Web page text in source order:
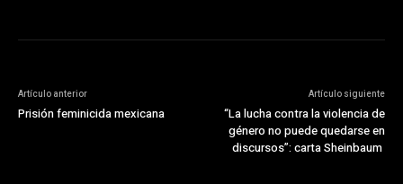
Artículo anterior
Prisión feminicida mexicana
Artículo siguiente
“La lucha contra la violencia de
género no puede quedarse en
discursos”: carta Sheinbaum